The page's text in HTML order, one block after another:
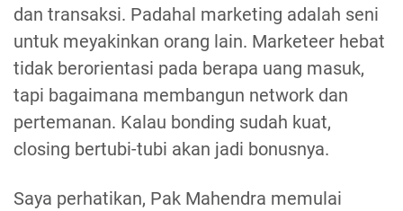
dan transaksi. Padahal marketing adalah seni
untuk meyakinkan orang lain. Marketeer hebat
tidak berorientasi pada berapa uang masuk,
tapi bagaimana membangun network dan
pertemanan. Kalau bonding sudah kuat,
closing bertubi-tubi akan jadi bonusnya.
Saya perhatikan, Pak Mahendra memulai